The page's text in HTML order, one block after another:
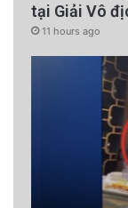
tại Giải Vô
11 hours ago